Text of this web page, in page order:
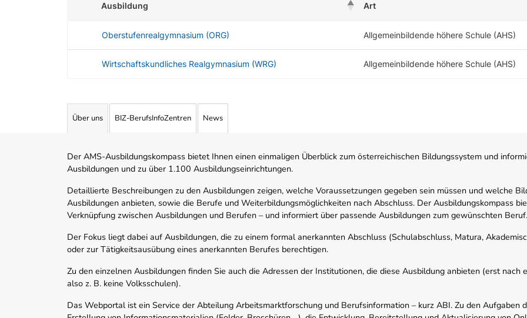
Ausbildung Art
Oberstufenrealgymnasium (ORG) Allgemeinbildende höhere Schule (AHS)
Wirtschaftskundliches Realgymnasium (WRG) Allgemeinbildende höhere Schule (AHS)
Über uns BIZ-BerufsInfoZentren News
Der AMS-Ausbildungskompass bietet Ihnen einen einmaligen Überblick zum österreichischen Bildungssystem und
Ausbildungen und zu über 1.100 Ausbildungseinrichtungen.
Detaillierte Beschreibungen zu den Ausbildungen zeigen, welche Voraussetzungen gegeben sein müssen und welche
Ausbildungen anbieten, sowie die Berufe und Weiterbildungsmöglichkeiten nach Abschluss. Der Ausbildungskompass
Verknüpfung zwischen Ausbildungen und Berufen – und informiert über passende Ausbildungen zum gewünschten Beruf.
Der Fokus liegt dabei auf Ausbildungen, die zu einem formal anerkannten Abschluss (Schulabschluss, Matura,
oder zur Tätigkeitsausübung eines anerkannten Berufes berechtigen.
Zu den einzelnen Ausbildungen finden Sie auch die Adressen der Institutionen, die diese Ausbildung anbieten (erst nach
also z. B. keine Volksschulen).
Das Webportal ist ein Service der Abteilung Arbeitsmarktforschung und Berufsinformation – kurz ABI. Zu den Aufgaben